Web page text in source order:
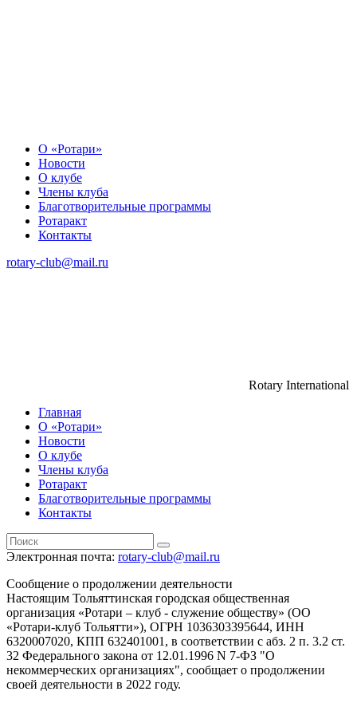
О «Ротари»
Новости
О клубе
Члены клуба
Благотворительные программы
Ротаракт
Контакты
rotary-club@mail.ru
Rotary International
Главная
О «Ротари»
Новости
О клубе
Члены клуба
Ротаракт
Благотворительные программы
Контакты
Электронная почта: rotary-club@mail.ru
Сообщение о продолжении деятельности
Настоящим Тольяттинская городская общественная
организация «Ротари – клуб - служение обществу» (ОО
«Ротари-клуб Тольятти»), ОГРН 1036303395644, ИНН
6320007020, КПП 632401001, в соответствии с абз. 2 п. 3.2 ст.
32 Федерального закона от 12.01.1996 N 7-ФЗ "О
некоммерческих организациях", сообщает о продолжении
своей деятельности в 2022 году.